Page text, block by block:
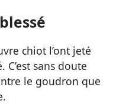
chiot l’ont jeté
sans doute
le goudron que